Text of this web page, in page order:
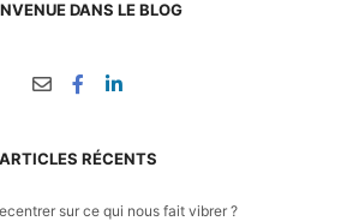
DANS LE BLOG
ARTICLES RÉCENTS
sur ce qui nous fait vibrer ?